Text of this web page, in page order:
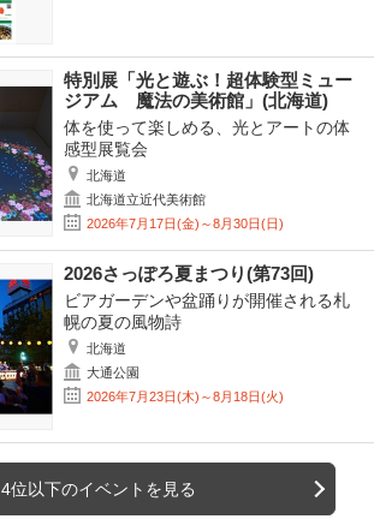
特別展「光と遊ぶ！超体験型ミュー
ジアム 魔法の美術館」(北海道)
体を使って楽しめる、光とアートの体
感型展覧会
北海道
北海道立近代美術館
2026年7月17日(金)～8月30日(日)
2026さっぽろ夏まつり(第73回)
ビアガーデンや盆踊りが開催される札
幌の夏の風物詩
北海道
大通公園
2026年7月23日(木)～8月18日(火)
4位以下のイベントを見る